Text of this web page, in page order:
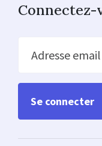
Adresse email